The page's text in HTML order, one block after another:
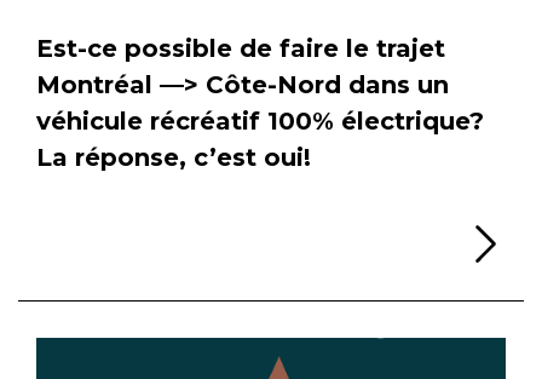
Est-ce possible de faire le trajet
Montréal —> Côte-Nord dans un
véhicule récréatif 100% électrique?
La réponse, c’est oui!